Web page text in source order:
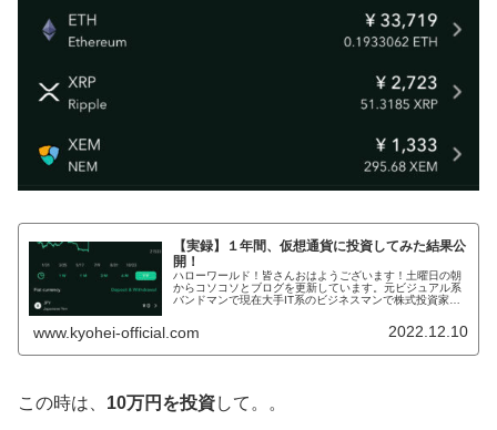
【実録】１年間、仮想通貨に投資してみた結果公
開！
ハローワールド！皆さんおはようございます！土曜日の朝
からコソコソとブログを更新しています。元ビジュアル系
バンドマンで現在大手IT系のビジネスマンで株式投資家の
www.kyohei-official.com 2022.12.10
この時は、 10万円を投資して。。